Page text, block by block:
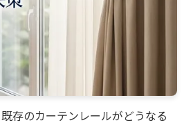
存のカーテンレールがどうなる